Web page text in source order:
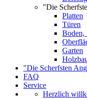
"Die
Platten
Türen
Boden,
Garten
"Die Scherfsten
FAQ
Service
Herzlich